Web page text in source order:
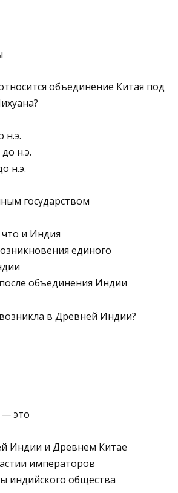
объединение Китая под
н.э.
н.э.
н.э.
государством
и Индия
единого
после объединения Индии
в Древней Индии?
— это
Индии и Древнем Китае
императоров
индийского общества